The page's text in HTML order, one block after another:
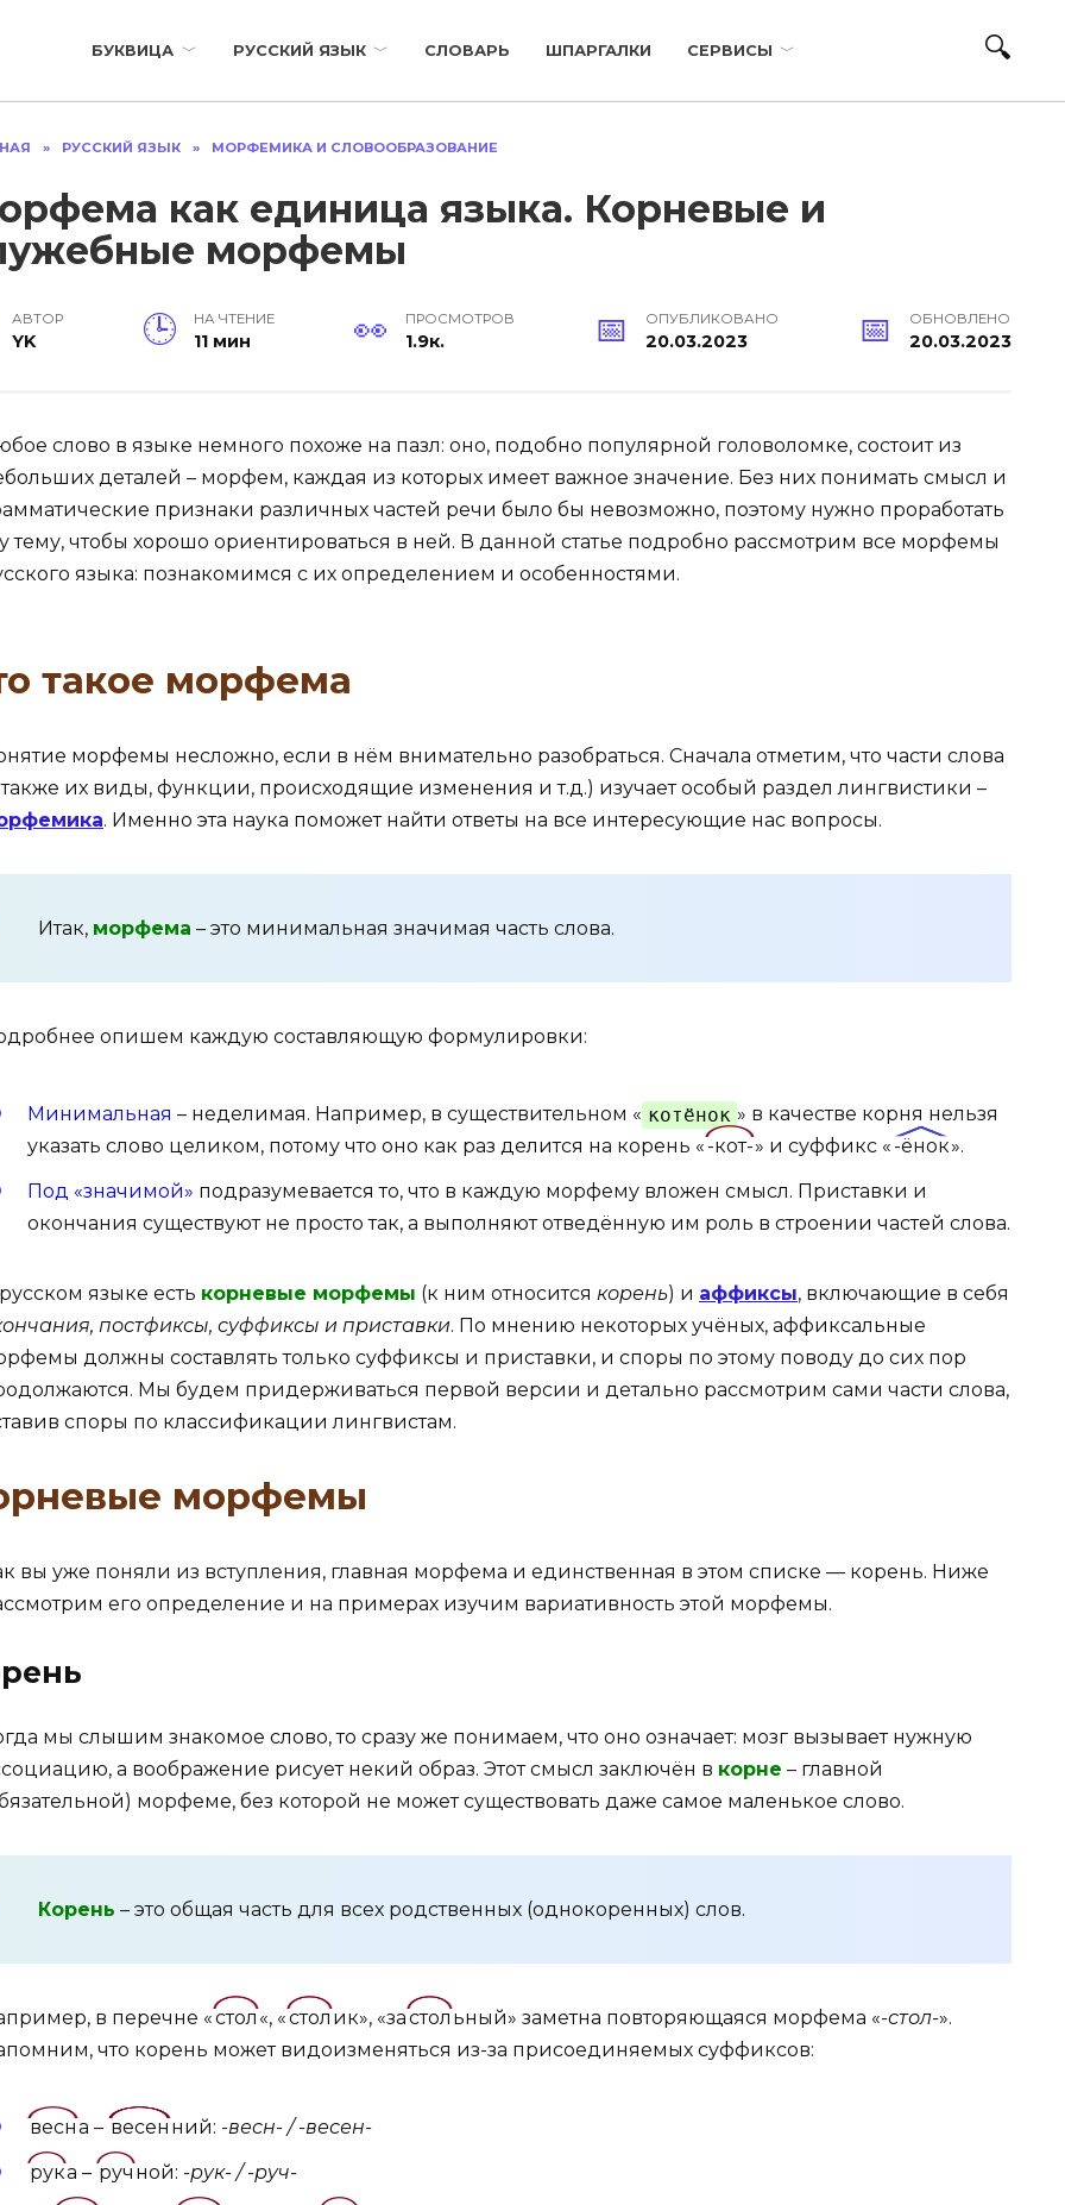
БУКВИЦА РУССКИЙ ЯЗЫК СЛОВАРЬ ШПАРГАЛКИ СЕРВИСЫ
» РУССКИЙ ЯЗЫК » МОРФЕМИКА И СЛОВООБРАЗОВАНИЕ
как единица языка. Корневые и
морфемы
АВТОР
YK
НА ЧТЕНИЕ
11 мин
ПРОСМОТРОВ
1.9к.
ОПУБЛИКОВАНО
20.03.2023
ОБНОВЛЕНО
20.03.2023
слово в языке немного похоже на пазл: оно, подобно популярной головоломке, состоит из
деталей – морфем, каждая из которых имеет важное значение. Без них понимать смысл и
признаки различных частей речи было бы невозможно, поэтому нужно проработать
тему, чтобы хорошо ориентироваться в ней. В данной статье подробно рассмотрим все морфемы
языка: познакомимся с их определением и особенностями.
такое морфема
морфемы несложно, если в нём внимательно разобраться. Сначала отметим, что части слова
также их виды, функции, происходящие изменения и т.д.) изучает особый раздел лингвистики –
. Именно эта наука поможет найти ответы на все интересующие нас вопросы.
Итак, морфема – это минимальная значимая часть слова.
опишем каждую составляющую формулировки:
Минимальная – неделимая. Например, в существительном « котёнок » в качестве корня нельзя
указать слово целиком, потому что оно как раз делится на корень « -кот-» и суффикс « -ёнок».
Под «значимой» подразумевается то, что в каждую морфему вложен смысл. Приставки и
окончания существуют не просто так, а выполняют отведённую им роль в строении частей слова.
языке есть корневые морфемы (к ним относится корень) и аффиксы, включающие в себя
постфиксы, суффиксы и приставки. По мнению некоторых учёных, аффиксальные
должны составлять только суффиксы и приставки, и споры по этому поводу до сих пор
Мы будем придерживаться первой версии и детально рассмотрим сами части слова,
споры по классификации лингвистам.
морфемы
вы уже поняли из вступления, главная морфема и единственная в этом списке — корень. Ниже
его определение и на примерах изучим вариативность этой морфемы.
мы слышим знакомое слово, то сразу же понимаем, что оно означает: мозг вызывает нужную
а воображение рисует некий образ. Этот смысл заключён в корне – главной
морфеме, без которой не может существовать даже самое маленькое слово.
Корень – это общая часть для всех родственных (однокоренных) слов.
в перечне «стол «, «стол ик», «застол ьный» заметна повторяющаяся морфема «-стол-».
что корень может видоизменяться из-за присоединяемых суффиксов:
весна – весен ний: -весн- / -весен-
рука – руч ной: -рук- / -руч-